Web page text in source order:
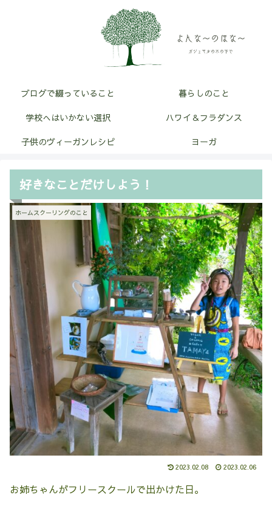
ブログで綴っていること
暮らしのこと
学校へはいかない選択
ハワイ＆フラダンス
子供のヴィーガンレシピ
ヨーガ
好きなことだけしよう！
ホームスクーリングのこと
2023.02.08 2023.02.06
お姉ちゃんがフリースクールで出かけた日。